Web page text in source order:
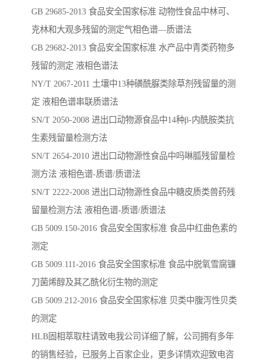
GB 29685-2013 食品安全国家标准 动物性食品中林可、
克林和大观多残留的测定气相色谱—质谱法
GB 29682-2013 食品安全国家标准 水产品中青类药物多
残留的测定 液相色谱法
NY/T 2067-2011 土壤中13种磺酰脲类除草剂残留量的测
定 液相色谱串联质谱法
SN/T 2050-2008 进出口动物源食品中14种β-内酰胺类抗
生素残留量检测方法
SN/T 2654-2010 进出口动物源性食品中吗啉胍残留量检
测方法 液相色谱-质谱/质谱法
SN/T 2222-2008 进出口动物源性食品中糖皮质类兽药残
留量检测方法 液相色谱-质谱/质谱法
GB 5009.150-2016 ⻝品安全国家标准 ⻝品中红曲⾊素的
测定
GB 5009.111-2016 ⻝品安全国家标准 ⻝品中脱氧雪腐镰
⼑菌烯醇及其⼄酰化衍⽣物的测定
GB 5009.212-2016 ⻝品安全国家标准 ⻉类中腹泻性⻉类
的测定
HLB固相萃取柱请致电我公司详细了解，公司拥有多年
的销售经验，已服务上百家企业，更多详情欢迎致电咨